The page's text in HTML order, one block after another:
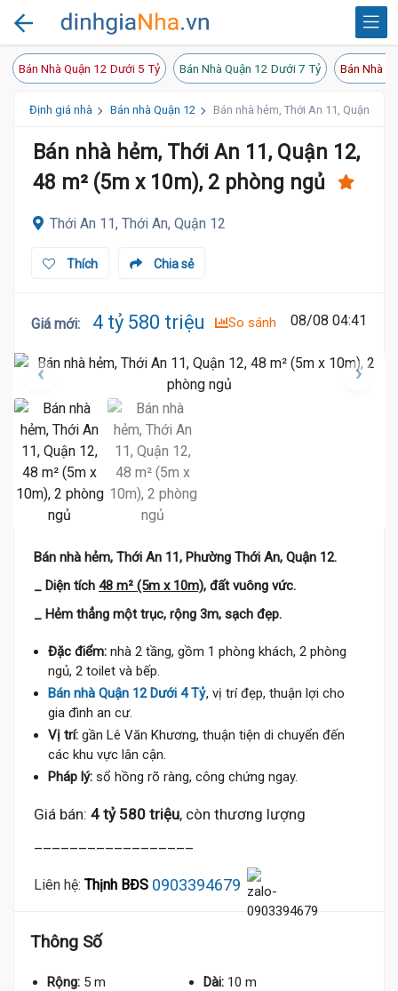
Bán Nhà Quận 12 Dưới 5 Tỷ Bán Nhà Quận 12 Dưới 7 Tỷ Bán Nhà
Định giá nhà Bán nhà Quận 12 Bán nhà hẻm, Thới An 11, Quận 12,
Bán nhà hẻm, Thới An 11, Quận 12,
48 m² (5m x 10m), 2 phòng ngủ
Thới An 11, Thới An, Quận 12
Chia sẻ
Thích
Giá mới: 4 tỷ 580 triệu So sánh 08/08 04:41
Bán nhà hẻm, Thới An 11, Phường Thới An, Quận 12.
_ Diện tích 48 m² (5m x 10m), đất vuông vức.
_ Hẻm thẳng một trục, rộng 3m, sạch đẹp.
Đặc điểm: nhà 2 tầng, gồm 1 phòng khách, 2 phòng
ngủ, 2 toilet và bếp.
Bán nhà Quận 12 Dưới 4 Tỷ, vị trí đẹp, thuận lợi cho
gia đình an cư.
Vị trí: gần Lê Văn Khương, thuận tiện di chuyển đến
các khu vực lân cận.
Pháp lý: sổ hồng rõ ràng, công chứng ngay.
Giá bán: 4 tỷ 580 triệu, còn thương lượng
Liên hệ: Thịnh BĐS 0903394679
Thông Số
Rộng: 5 m Dài: 10 m